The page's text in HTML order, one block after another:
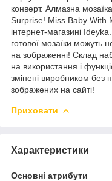
конверт. Алмазна
Surprise! Miss Baby With
інтернет-магазині
готової мозаїки можуть
на зображенні! Склад
на використання і
змінені виробником без
зображених на сайті!
Приховати
Характеристики
Основні атрибути